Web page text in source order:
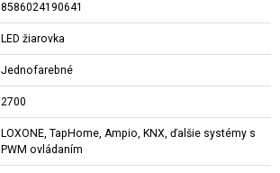
8586024190641
LED žiarovka
Jednofarebné
2700
LOXONE, TapHome, Ampio, KNX, ďalšie systémy s
PWM ovládaním